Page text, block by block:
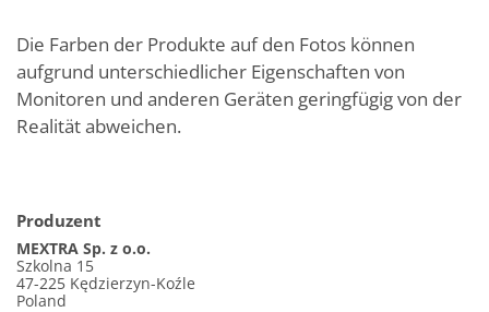
Die Farben der Produkte auf den Fotos können
aufgrund unterschiedlicher Eigenschaften von
Monitoren und anderen Geräten geringfügig von der
Realität abweichen.
Produzent
MEXTRA Sp. z o.o.
Szkolna 15
47-225 Kędzierzyn-Koźle
Poland